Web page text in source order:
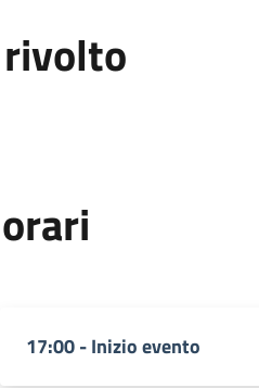
17:00 - Inizio evento